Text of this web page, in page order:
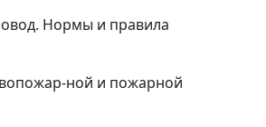
Нормы и правила
ной и пожарной